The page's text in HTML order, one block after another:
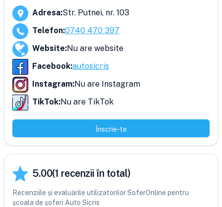
Adresa:Str. Putnei, nr. 103
Telefon:0740 470 397
Website:Nu are website
Facebook:autosicris
Instagram:Nu are Instagram
TikTok:Nu are TikTok
Înscrie-te
5.00(1 recenzii în total)
Recenziile și evaluările utilizatorilor SoferOnline pentru
școala de șoferi Auto Sicris